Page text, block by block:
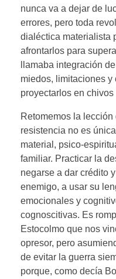
nunca va a dejar de
errores, pero toda
dialéctica materialista
afrontarlos para
llamaba integración
miedos, limitaciones
proyectarlos en
Retomemos la
resistencia no es
material, psico-
familiar. Practicar la
negarse a dar crédito
enemigo, a usar su
emocionales y
cognoscitivas. Es
Estocolmo que nos
opresor, pero
de evitar la guerra
porque, como decía